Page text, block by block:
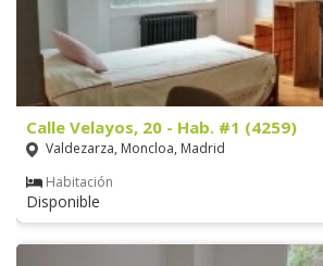
Calle Velayos, 20 - Hab. #1 (4259)
Valdezarza, Moncloa, Madrid
Habitación
Disponible